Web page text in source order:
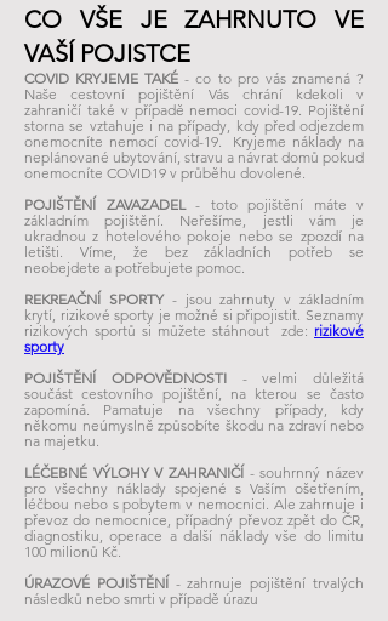
CO VŠE JE ZAHRNUTO VE
VAŠÍ POJISTCE
​COVID KRYJEME TAKÉ - co to pro vás znamená ?
Naše cestovní pojištění Vás chrání kdekoli v
zahraničí také v případě nemoci covid-19. Pojištění
storna se vztahuje i na případy, kdy před odjezdem
onemocníte nemocí covid-19. Kryjeme náklady na
neplánované ubytování, stravu a návrat domů pokud
onemocníte COVID19 v průběhu dovolené.
​POJIŠTĚNÍ ZAVAZADEL- toto pojištění máte v
základním pojištění. Neřešíme, jestli vám je
ukradnou z hotelového pokoje nebo se zpozdí na
letišti. Víme, že bez základních potřeb se
neobejdete a potřebujete pomoc.
REKREAČNÍ SPORTY- jsou zahrnuty v základním
krytí, rizikové sporty je možné si připojistit. Seznamy
rizikových sportů si můžete stáhnout zde: rizikové
sporty
​POJIŠTĚNÍ ODPOVĚDNOSTI- velmi důležitá
součást cestovního pojištění, na kterou se často
zapomíná. Pamatuje na všechny případy, kdy
někomu neúmyslně způsobíte škodu na zdraví nebo
na majetku.
LÉČEBNÉ VÝLOHY V ZAHRANIČÍ - souhrnný název
pro všechny náklady spojené s Vaším ošetřením,
léčbou nebo s pobytem v nemocnici. Ale zahrnuje i
převoz do nemocnice, případný převoz zpět do ČR,
diagnostiku, operace a další náklady vše do limitu
100 milionů Kč.
ÚRAZOVÉ POJIŠTĚNÍ - zahrnuje pojištění trvalých
následků nebo smrti v případě úrazu